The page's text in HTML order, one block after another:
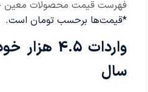
فهرست قیمت محصولات معین
*قیمت‌ها برحسب تومان است.
سال